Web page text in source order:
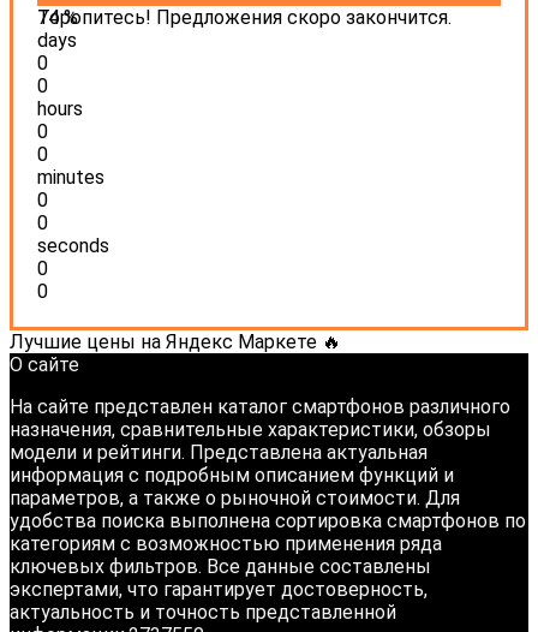
74 %
Торопитесь! Предложения скоро закончится.
days
0
0
hours
0
0
minutes
0
0
seconds
0
0
Лучшие цены на Яндекс Маркете 🔥
О сайте
На сайте представлен каталог смартфонов различного
назначения, сравнительные характеристики, обзоры
модели и рейтинги. Представлена актуальная
информация с подробным описанием функций и
параметров, а также о рыночной стоимости. Для
удобства поиска выполнена сортировка смартфонов по
категориям с возможностью применения ряда
ключевых фильтров. Все данные составлены
экспертами, что гарантирует достоверность,
актуальность и точность представленной